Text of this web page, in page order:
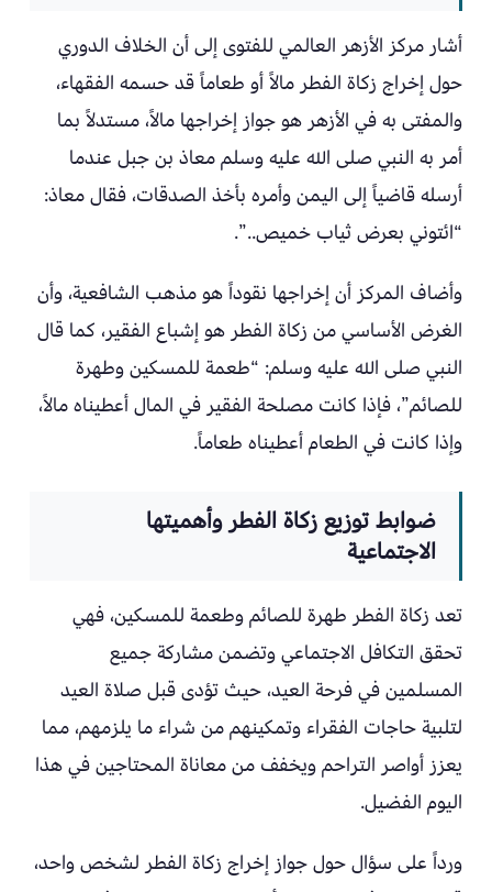
أشار مركز الأزهر العالمي للفتوى إلى أن الخلاف الدوري
حول إخراج زكاة الفطر مالاً أو طعاماً قد حسمه الفقهاء،
والمفتى به في الأزهر هو جواز إخراجها مالاً، مستدلاً بما
أمر به النبي صلى الله عليه وسلم معاذ بن جبل عندما
أرسله قاضياً إلى اليمن وأمره بأخذ الصدقات، فقال معاذ:
“ائتوني بعرض ثياب خميص..”.
وأضاف المركز أن إخراجها نقوداً هو مذهب الشافعية، وأن
الغرض الأساسي من زكاة الفطر هو إشباع الفقير، كما قال
النبي صلى الله عليه وسلم: “طعمة للمسكين وطهرة
للصائم”، فإذا كانت مصلحة الفقير في المال أعطيناه مالاً،
وإذا كانت في الطعام أعطيناه طعاماً.
ضوابط توزيع زكاة الفطر وأهميتها
الاجتماعية
تعد زكاة الفطر طهرة للصائم وطعمة للمسكين، فهي
تحقق التكافل الاجتماعي وتضمن مشاركة جميع
المسلمين في فرحة العيد، حيث تؤدى قبل صلاة العيد
لتلبية حاجات الفقراء وتمكينهم من شراء ما يلزمهم، مما
يعزز أواصر التراحم ويخفف من معاناة المحتاجين في هذا
اليوم الفضيل.
ورداً على سؤال حول جواز إخراج زكاة الفطر لشخص واحد،